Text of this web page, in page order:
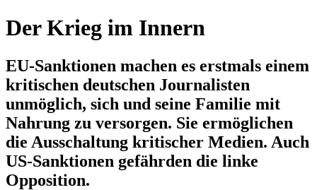
Der Krieg im Innern
EU-Sanktionen machen es erstmals einem
kritischen deutschen Journalisten
unmöglich, sich und seine Familie mit
Nahrung zu versorgen. Sie ermöglichen
die Ausschaltung kritischer Medien. Auch
US-Sanktionen gefährden die linke
Opposition.